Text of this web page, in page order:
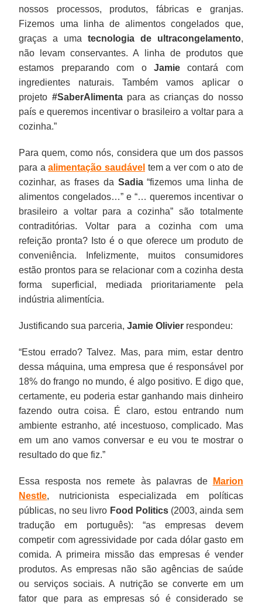
nossos processos, produtos, fábricas e granjas.
Fizemos uma linha de alimentos congelados que,
graças a uma tecnologia de ultracongelamento,
não levam conservantes. A linha de produtos que
estamos preparando com oJamiecontará com
ingredientes naturais. Também vamos aplicar o
projeto #SaberAlimentapara as crianças do nosso
país e queremos incentivar o brasileiro a voltar para a
cozinha.”
Para quem, como nós, considera que um dos passos
para aalimentação saudável tem a ver com o ato de
cozinhar, as frases da Sadia“fizemos uma linha de
alimentos congelados…” e “… queremos incentivar o
brasileiro a voltar para a cozinha” são totalmente
contraditórias. Voltar para a cozinha com uma
refeição pronta? Isto é o que oferece um produto de
conveniência. Infelizmente, muitos consumidores
estão prontos para se relacionar com a cozinha desta
forma superficial, mediada prioritariamente pela
indústria alimentícia.
Justificando sua parceria,Jamie Olivier respondeu:
“Estou errado? Talvez. Mas, para mim, estar dentro
dessa máquina, uma empresa que é responsável por
18% do frango no mundo, é algo positivo. E digo que,
certamente, eu poderia estar ganhando mais dinheiro
fazendo outra coisa. É claro, estou entrando num
ambiente estranho, até incestuoso, complicado. Mas
em um ano vamos conversar e eu vou te mostrar o
resultado do que fiz.”
Essa resposta nos remete às palavras de
Marion
Nestle, nutricionista especializada em políticas
públicas, no seu livro Food Politics(2003, ainda sem
tradução em português): “as empresas devem
competir com agressividade por cada dólar gasto em
comida. A primeira missão das empresas é vender
produtos. As empresas não são agências de saúde
ou serviços sociais. A nutrição se converte em um
fator que para as empresas só é considerado se